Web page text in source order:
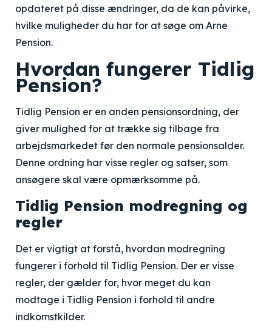
opdateret på disse ændringer, da de kan påvirke,
hvilke muligheder du har for at søge om Arne
Pension.
Hvordan fungerer Tidlig
Pension?
Tidlig Pension er en anden pensionsordning, der
giver mulighed for at trække sig tilbage fra
arbejdsmarkedet før den normale pensionsalder.
Denne ordning har visse regler og satser, som
ansøgere skal være opmærksomme på.
Tidlig Pension modregning og
regler
Det er vigtigt at forstå, hvordan modregning
fungerer i forhold til Tidlig Pension. Der er visse
regler, der gælder for, hvor meget du kan
modtage i Tidlig Pension i forhold til andre
indkomstkilder.